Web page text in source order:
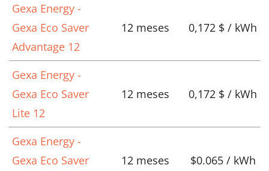
Gexa Energy -
Gexa Eco Saver
Advantage 12
12 meses 0,172 $ / kWh
Gexa Energy -
Gexa Eco Saver
Lite 12
12 meses 0,172 $ / kWh
Gexa Energy -
Gexa Eco Saver
12 meses $0.065 / kWh